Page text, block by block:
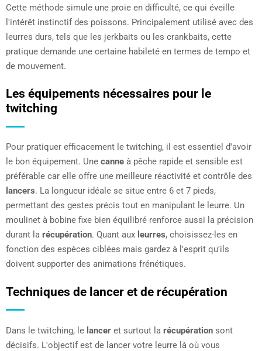
Cette méthode simule une proie en difficulté, ce qui éveille
l'intérêt instinctif des poissons. Principalement utilisé avec des
leurres durs, tels que les jerkbaits ou les crankbaits, cette
pratique demande une certaine habileté en termes de tempo et
de mouvement.
Les équipements nécessaires pour le
twitching
Pour pratiquer efficacement le twitching, il est essentiel d'avoir
le bon équipement. Une canne à pêche rapide et sensible est
préférable car elle offre une meilleure réactivité et contrôle des
lancers. La longueur idéale se situe entre 6 et 7 pieds,
permettant des gestes précis tout en manipulant le leurre. Un
moulinet à bobine fixe bien équilibré renforce aussi la précision
durant la récupération. Quant aux leurres, choisissez-les en
fonction des espèces ciblées mais gardez à l'esprit qu'ils
doivent supporter des animations frénétiques.
Techniques de lancer et de récupération
Dans le twitching, le lancer et surtout la récupération sont
décisifs. L'objectif est de lancer votre leurre là où vous